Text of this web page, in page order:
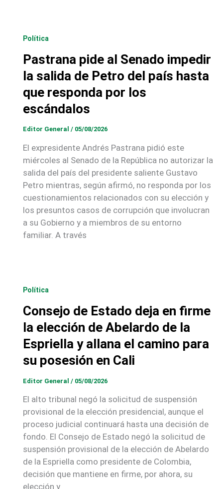
Política
Pastrana pide al Senado impedir
la salida de Petro del país hasta
que responda por los
escándalos
Editor General / 05/08/2026
El expresidente Andrés Pastrana pidió este
miércoles al Senado de la República no autorizar la
salida del país del presidente saliente Gustavo
Petro mientras, según afirmó, no responda por los
cuestionamientos relacionados con su elección y
los presuntos casos de corrupción que involucran
a su Gobierno y a miembros de su entorno
familiar. A través
Política
Consejo de Estado deja en firme
la elección de Abelardo de la
Espriella y allana el camino para
su posesión en Cali
Editor General / 05/08/2026
El alto tribunal negó la solicitud de suspensión
provisional de la elección presidencial, aunque el
proceso judicial continuará hasta una decisión de
fondo. El Consejo de Estado negó la solicitud de
suspensión provisional de la elección de Abelardo
de la Espriella como presidente de Colombia,
decisión que mantiene en firme, por ahora, su
elección y